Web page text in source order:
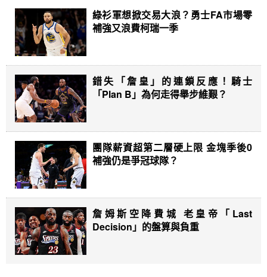
綠衫軍想掀交易大浪？勇士FA市場零
補強又浪費柯瑞一季
錯失「詹皇」的連鎖反應！騎士
「Plan B」為何走得舉步維艱？
團隊薪資超第二層硬上限 金塊季後0
補強仍是爭冠球隊？
詹姆斯空降費城 老皇帝「Last
Decision」的盤算與負重